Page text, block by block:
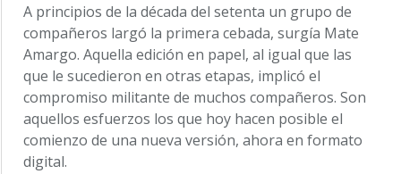
A principios de la década del setenta un grupo de
compañeros largó la primera cebada, surgía Mate
Amargo. Aquella edición en papel, al igual que las
que le sucedieron en otras etapas, implicó el
compromiso militante de muchos compañeros. Son
aquellos esfuerzos los que hoy hacen posible el
comienzo de una nueva versión, ahora en formato
digital.